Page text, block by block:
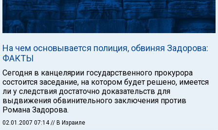
На чем основывается полиция, обвиняя Задорова:
ФАКТЫ
Сегодня в канцелярии государственного прокурора
состоится заседание, на котором будет решено, имеется
ли у следствия достаточно доказательств для
выдвижения обвинительного заключения против
Романа Задорова.
02.01.2007 07:14// В Израиле